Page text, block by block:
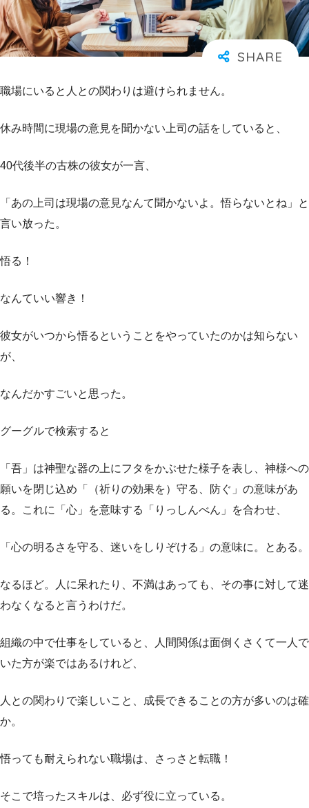
職場にいると人との関わりは避けられません。
休み時間に現場の意見を聞かない上司の話をしていると、
40代後半の古株の彼女が一言、
「あの上司は現場の意見なんて聞かないよ。悟らないとね」と
言い放った。
悟る！
なんていい響き！
彼女がいつから悟るということをやっていたのかは知らない
が、
なんだかすごいと思った。
グーグルで検索すると
「吾」は神聖な器の上にフタをかぶせた様子を表し、神様への
願いを閉じ込め「（祈りの効果を）守る、防ぐ」の意味があ
る。これに「心」を意味する「りっしんべん」を合わせ、
「心の明るさを守る、迷いをしりぞける」の意味に。とある。
なるほど。人に呆れたり、不満はあっても、その事に対して迷
わなくなると言うわけだ。
組織の中で仕事をしていると、人間関係は面倒くさくて一人で
いた方が楽ではあるけれど、
人との関わりで楽しいこと、成長できることの方が多いのは確
か。
悟っても耐えられない職場は、さっさと転職！
そこで培ったスキルは、必ず役に立っている。